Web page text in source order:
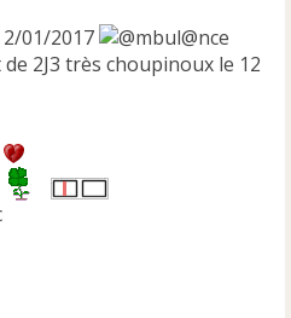
01/2017
2J3 très choupinoux le 12